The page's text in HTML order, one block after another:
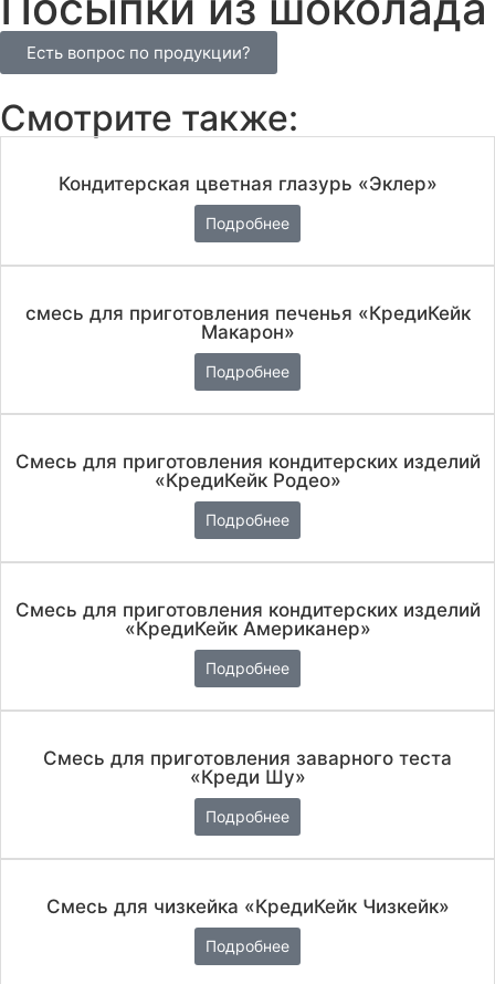
Есть вопрос по продукции?
Смотрите также:
Кондитерская цветная глазурь «Эклер»
Подробнее
смесь для приготовления печенья «КредиКейк
Макарон»
Подробнее
Смесь для приготовления кондитерских изделий
«КредиКейк Родео»
Подробнее
Смесь для приготовления кондитерских изделий
«КредиКейк Американер»
Подробнее
Смесь для приготовления заварного теста
«Креди Шу»
Подробнее
Смесь для чизкейка «КредиКейк Чизкейк»
Подробнее